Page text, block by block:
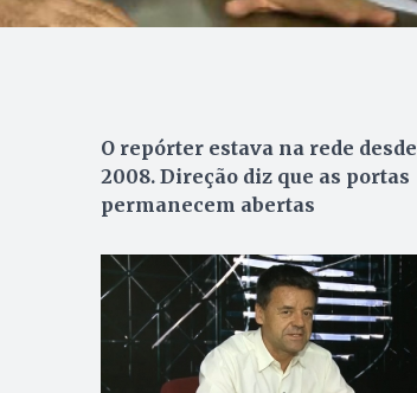
O repórter estava na rede desde
2008. Direção diz que as portas
permanecem abertas